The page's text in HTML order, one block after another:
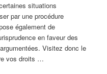
situations
par une procédure
également de
en faveur des
Visitez donc le
vos droits …